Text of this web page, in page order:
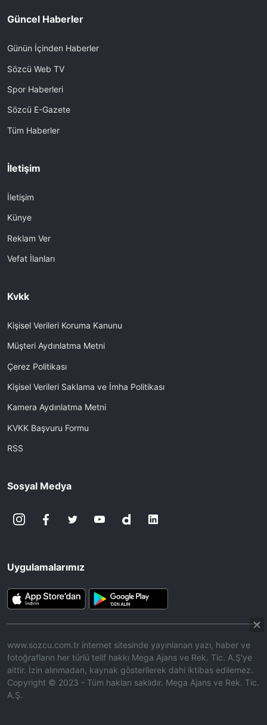
Güncel Haberler
Günün İçinden Haberler
Sözcü Web TV
Spor Haberleri
Sözcü E-Gazete
Tüm Haberler
İletişim
İletişim
Künye
Reklam Ver
Vefat İlanları
Kvkk
Kişisel Verileri Koruma Kanunu
Müşteri Aydınlatma Metni
Çerez Politikası
Kişisel Verileri Saklama ve İmha Politikası
Kamera Aydınlatma Metni
KVKK Başvuru Formu
RSS
Sosyal Medya
Uygulamalarımız
www.sozcu.com.tr internet sitesinde yayınlanan yazı, haber ve
fotoğrafların her türlü telif hakkı Mega Ajans ve Rek. Tic. A.Ş'ye
aittir. İzin alınmadan, kaynak gösterilerek dahi iktibas edilemez.
Copyright © 2023 - Tüm hakları saklıdır. Mega Ajans ve Rek. Tic.
A.Ş.